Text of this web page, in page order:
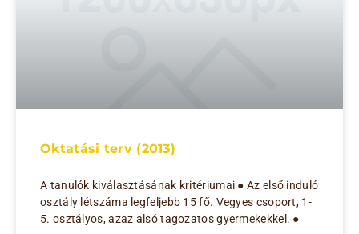
Oktatási terv (2013)
A tanulók kiválasztásának kritériumai ● Az első induló
osztály létszáma legfeljebb 15 fő. Vegyes csoport, 1-
5. osztályos, azaz alsó tagozatos gyermekekkel. ●